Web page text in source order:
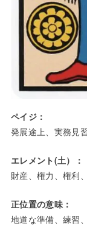
ペイジ：
発展途上、実務見
エレメント(土）：
財産、権力、権利
正位置の意味：
地道な準備、練習